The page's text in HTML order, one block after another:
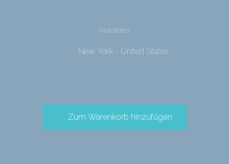
Hotelfotos
New York - United States